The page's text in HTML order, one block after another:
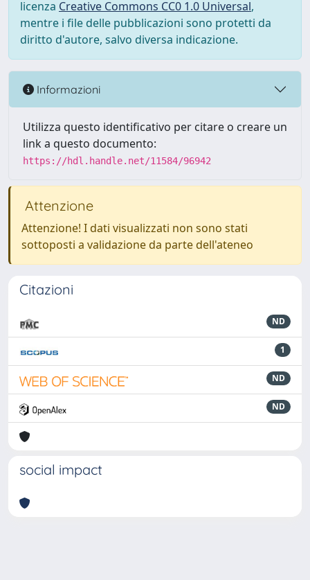
licenza Creative Commons CC0 1.0 Universal,
mentre i file delle pubblicazioni sono protetti da
diritto d'autore, salvo diversa indicazione.
Informazioni
Utilizza questo identificativo per citare o creare un
link a questo documento:
https://hdl.handle.net/11584/96942
Attenzione
Attenzione! I dati visualizzati non sono stati
sottoposti a validazione da parte dell'ateneo
Citazioni
ND
1
ND
ND
social impact